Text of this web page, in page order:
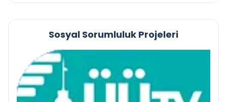
Sosyal Sorumluluk Projeleri